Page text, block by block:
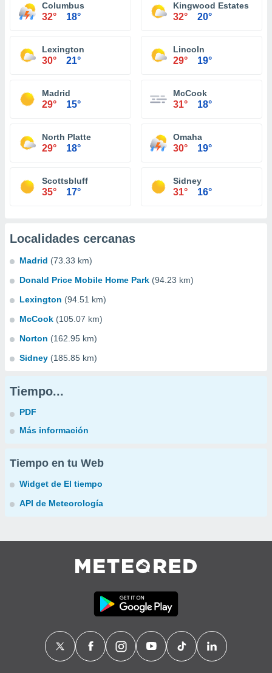
Columbus
32° 18°
Kingwood Estates
32° 20°
Lexington
30° 21°
Lincoln
29° 19°
Madrid
29° 15°
McCook
31° 18°
North Platte
29° 18°
Omaha
30° 19°
Scottsbluff
35° 17°
Sidney
31° 16°
Localidades cercanas
Madrid (73.33 km)
Donald Price Mobile Home Park (94.23 km)
Lexington (94.51 km)
McCook (105.07 km)
Norton (162.95 km)
Sidney (185.85 km)
Tiempo...
PDF
Más información
Tiempo en tu Web
Widget de El tiempo
API de Meteorología